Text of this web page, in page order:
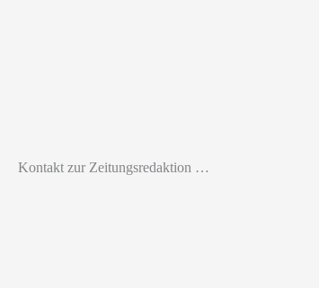
Kontakt zur Zeitungsredaktion …